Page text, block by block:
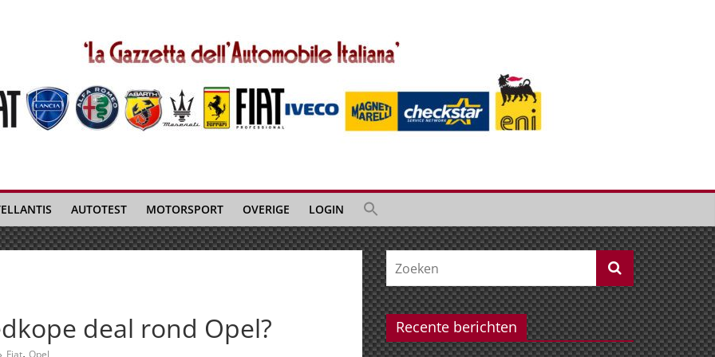
AUTOTEST MOTORSPORT OVERIGE LOGIN
deal rond Opel?
Fiat, Opel
Recente berichten